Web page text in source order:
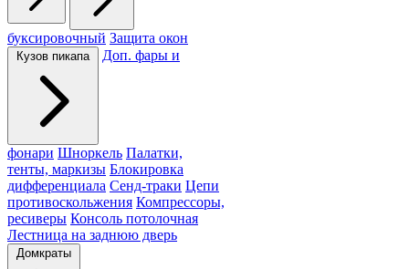
буксировочный Защита окон
Кузов пикапа Доп. фары и
фонари Шноркель Палатки,
тенты, маркизы Блокировка
дифференциала Сенд-траки Цепи
противоскольжения Компрессоры,
ресиверы Консоль потолочная
Лестница на заднюю дверь
Домкраты